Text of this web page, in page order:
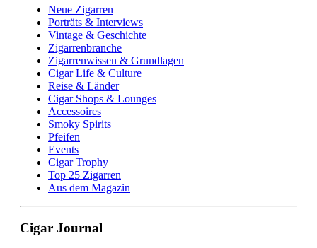
Neue Zigarren
Porträts & Interviews
Vintage & Geschichte
Zigarrenbranche
Zigarrenwissen & Grundlagen
Cigar Life & Culture
Reise & Länder
Cigar Shops & Lounges
Accessoires
Smoky Spirits
Pfeifen
Events
Cigar Trophy
Top 25 Zigarren
Aus dem Magazin
Cigar Journal